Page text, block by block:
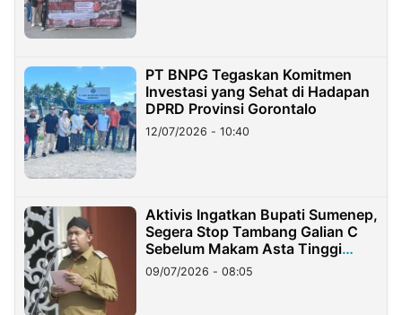
PT BNPG Tegaskan Komitmen
Investasi yang Sehat di Hadapan
DPRD Provinsi Gorontalo
12/07/2026 - 10:40
Aktivis Ingatkan Bupati Sumenep,
Segera Stop Tambang Galian C
Sebelum Makam Asta Tinggi
Longsor
09/07/2026 - 08:05